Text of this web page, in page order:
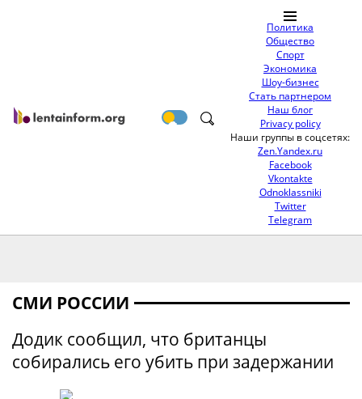
Политика
Общество
Спорт
Экономика
Шоу-бизнес
Стать партнером
Наш блог
Privacy policy
Наши группы в соцсетях:
Zen.Yandex.ru
Facebook
Vkontakte
Odnoklassniki
Twitter
Telegram
СМИ РОССИИ
Додик сообщил, что британцы
собирались его убить при задержании